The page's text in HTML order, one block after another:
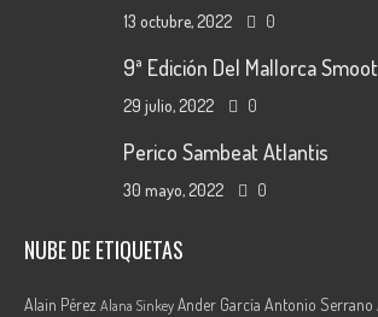
13 octubre, 2022 0
9ª Edición Del Mallorca
29 julio, 2022 0
Perico Sambeat Atlantis
30 mayo, 2022 0
NUBE DE ETIQUETAS
Alain Pérez Alana SinkeyAnder García Antonio Serrano